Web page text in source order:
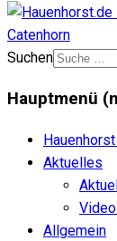
Suchen
Hauptmenü
Aktuelles
Allgemein